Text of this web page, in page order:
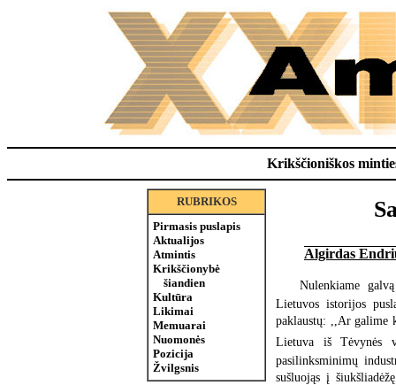
Krikščioniškos
RUBRIKOS
Pirmasis puslapis
Aktualijos
Atmintis
Krikščionybė
šiandien
Kultūra
Likimai
Memuarai
Nuomonės
Pozicija
Žvilgsnis
Algirdas
Nulenkiame
Lietuvos istorijos
paklaustų: ,,Ar galime
Lietuva iš Tėvynės
pasilinksminimų
sušluojąs į